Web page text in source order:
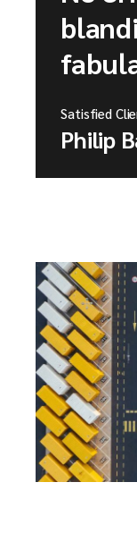
Satisfied
Philip